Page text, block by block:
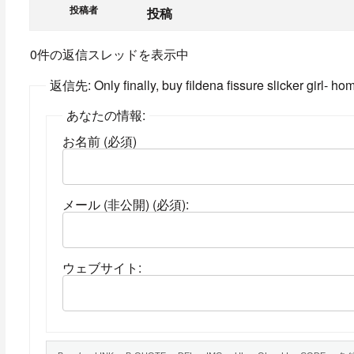
投稿者 投稿
0件の返信スレッドを表示中
返信先: Only finally, buy fildena fissure slicker girl-
あなたの情報:
お名前 (必須)
メール (非公開) (必須):
ウェブサイト: